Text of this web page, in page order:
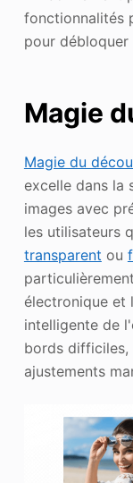
fonctionnalités
pour
Magie
Magie du
excelle dans la
images avec
les utilisateurs
transparent ou
électronique et
intelligente de
bords difficiles,
ajustements